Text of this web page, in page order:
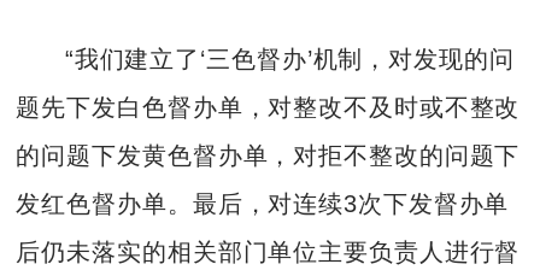
“我们建立了‘三色督办’机制，对发现的问
题先下发白色督办单，对整改不及时或不整改
的问题下发黄色督办单，对拒不整改的问题下
发红色督办单。最后，对连续3次下发督办单
后仍未落实的相关部门单位主要负责人进行督